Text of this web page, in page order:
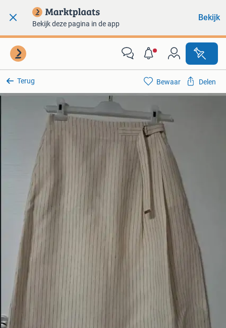
Bekijk deze pagina in de app
Bekijk
Terug Bewaar Delen